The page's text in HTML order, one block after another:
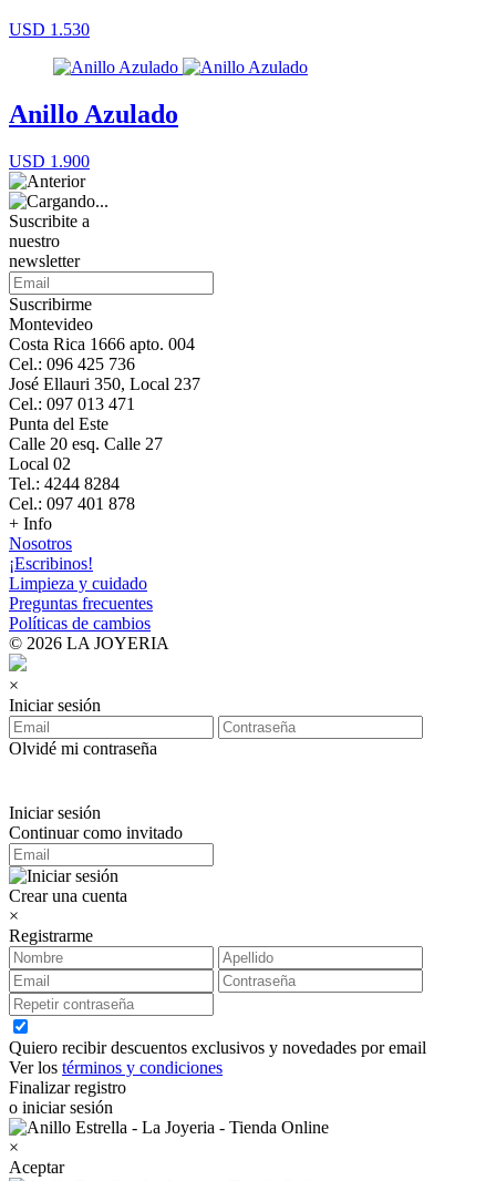
USD 1.530
Anillo Azulado
USD 1.900
Suscribite a
nuestro
newsletter
Suscribirme
Montevideo
Costa Rica 1666 apto. 004
Cel.: 096 425 736
José Ellauri 350, Local 237
Cel.: 097 013 471
Punta del Este
Calle 20 esq. Calle 27
Local 02
Tel.: 4244 8284
Cel.: 097 401 878
+ Info
Nosotros
¡Escribinos!
Limpieza y cuidado
Preguntas frecuentes
Políticas de cambios
© 2026 LA JOYERIA
×
Iniciar sesión
Olvidé mi contraseña
Iniciar sesión
Continuar como invitado
Crear una cuenta
×
Registrarme
Quiero recibir descuentos exclusivos y novedades por email
Ver los términos y condiciones
Finalizar registro
o iniciar sesión
×
Aceptar